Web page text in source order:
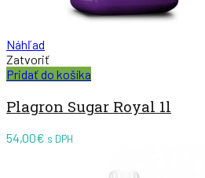
Náhľad
Zatvoriť
Pridať do košíka
Plagron Sugar Royal 1l
54,00€ s DPH